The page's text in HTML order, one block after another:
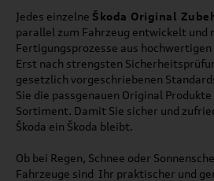
Jedes einzelne Škoda Original
parallel zum Fahrzeug entwickelt
Fertigungsprozesse aus
Erst nach strengsten
gesetzlich vorgeschriebenen
Sie die passgenauen Original Produkte
Sortiment. Damit Sie sicher und
Škoda ein Škoda bleibt.
Ob bei Regen, Schnee oder
Fahrzeuge sind Ihr praktischer und